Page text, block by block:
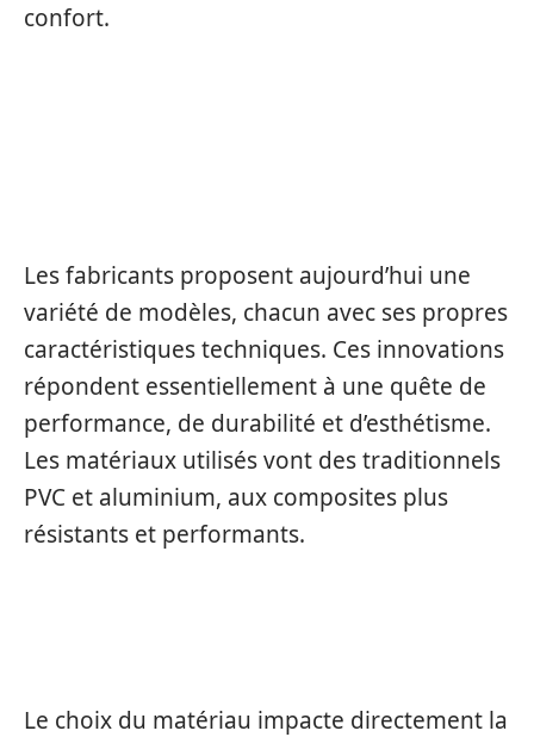
confort.
Les fabricants proposent aujourd’hui une
variété de modèles, chacun avec ses propres
caractéristiques techniques. Ces innovations
répondent essentiellement à une quête de
performance, de durabilité et d’esthétisme.
Les matériaux utilisés vont des traditionnels
PVC et aluminium, aux composites plus
résistants et performants.
Le choix du matériau impacte directement la